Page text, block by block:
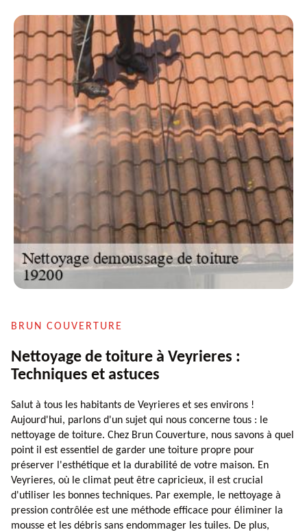
BRUN COUVERTURE
Nettoyage de toiture à Veyrieres :
Techniques et astuces
Salut à tous les habitants de Veyrieres et ses environs !
Aujourd'hui, parlons d'un sujet qui nous concerne tous : le
nettoyage de toiture. Chez Brun Couverture, nous savons à quel
point il est essentiel de garder une toiture propre pour
préserver l'esthétique et la durabilité de votre maison. En
Veyrieres, où le climat peut être capricieux, il est crucial
d'utiliser les bonnes techniques. Par exemple, le nettoyage à
pression contrôlée est une méthode efficace pour éliminer la
mousse et les débris sans endommager les tuiles. De plus,